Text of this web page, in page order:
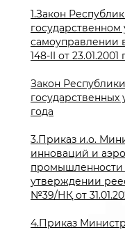
1.Закон
самоуправлении
148-II от 23.01.2001
Закон
государственных
года
3.Приказ и.о.
инноваций и
промышленности
утверждении
№39/НҚ от
4.Приказ